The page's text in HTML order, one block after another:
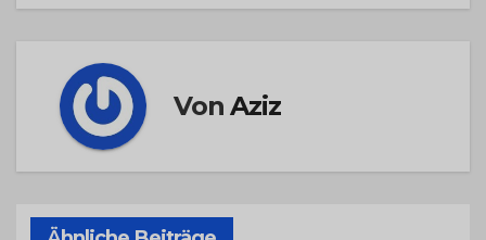
VonAziz